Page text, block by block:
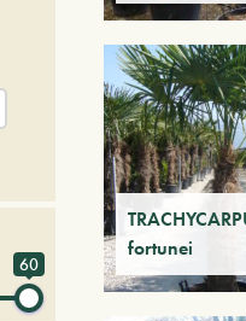
fortunei
60